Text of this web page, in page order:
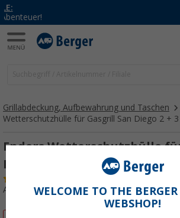
-20% auf Kleidung und
Grillabdeckung, Aufbewahrung und Taschen
Wetterschutzhülle für Gasgrill San Diego 2 + 3
Enders Wetterschutzhülle
Diego 2 + 3
Art.-Nr.: 513830WELCOME TO THE
WEBSHOP!